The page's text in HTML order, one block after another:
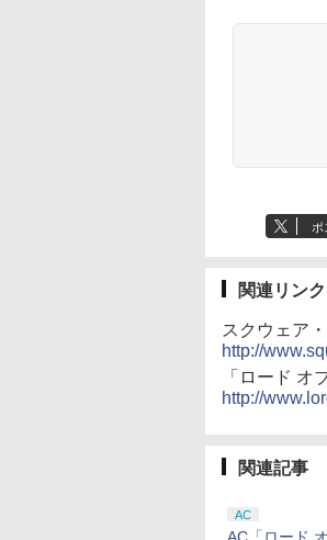
ポ
関連リンク
スクウェア
http://
「ロード オ
http://
関連記事
AC